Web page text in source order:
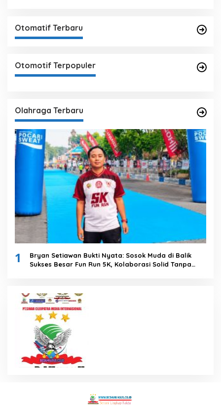
Otomatif Terbaru
Otomotif Terpopuler
Olahraga Terbaru
1
Bryan Setiawan Bukti Nyata: Sosok Muda di Balik
Sukses Besar Fun Run 5K, Kolaborasi Solid Tanpa